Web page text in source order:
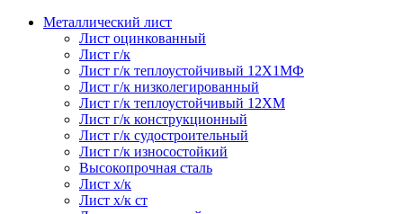
Металлический лист
Лист оцинкованный
Лист г/к
Лист г/к теплоустойчивый 12Х1МФ
Лист г/к низколегированный
Лист г/к теплоустойчивый 12ХМ
Лист г/к конструкционный
Лист г/к судостроительный
Лист г/к износостойкий
Высокопрочная сталь
Лист х/к
Лист х/к ст